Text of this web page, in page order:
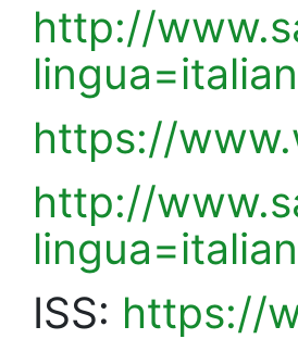
http://
https://
http://
ISS: https://